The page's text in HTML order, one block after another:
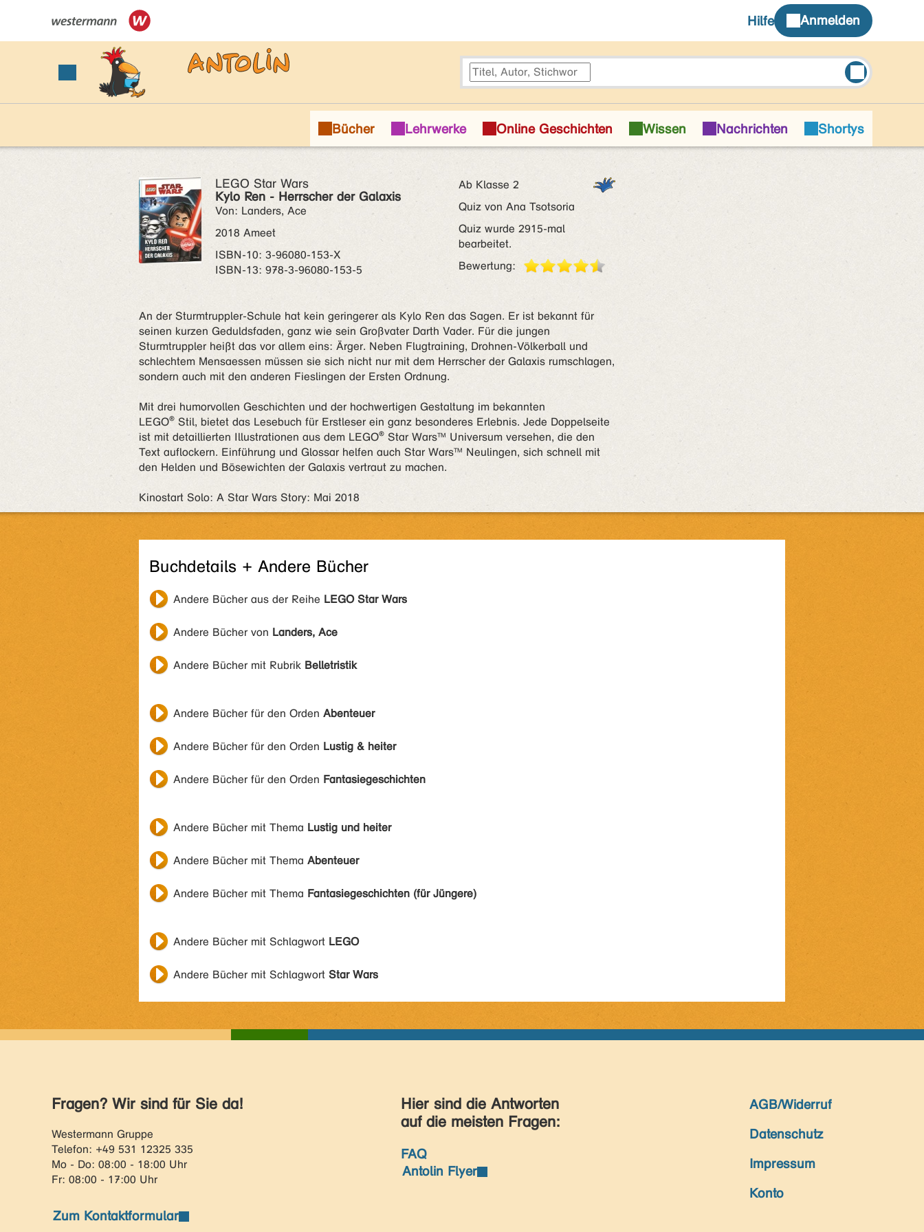
LEGO Star Wars
Kylo Ren - Herrscher der Galaxis
Von: Landers, Ace
2018 Ameet
ISBN‑10: 3-96080-153-X
ISBN‑13: 978-3-96080-153-5
Ab Klasse 2
Quiz von Ana Tsotsoria
Quiz wurde 2915-mal
bearbeitet.
Bewertung:
An der Sturmtruppler-Schule hat kein geringerer als Kylo Ren das Sagen. Er ist bekannt für
seinen kurzen Geduldsfaden, ganz wie sein Großvater Darth Vader. Für die jungen
Sturmtruppler heißt das vor allem eins: Ärger. Neben Flugtraining, Drohnen-Völkerball und
schlechtem Mensaessen müssen sie sich nicht nur mit dem Herrscher der Galaxis rumschlagen,
sondern auch mit den anderen Fieslingen der Ersten Ordnung.
Mit drei humorvollen Geschichten und der hochwertigen Gestaltung im bekannten
LEGO® Stil, bietet das Lesebuch für Erstleser ein ganz besonderes Erlebnis. Jede Doppelseite
ist mit detaillierten Illustrationen aus dem LEGO® Star Wars™ Universum versehen, die den
Text auflockern. Einführung und Glossar helfen auch Star Wars™ Neulingen, sich schnell mit
den Helden und Bösewichten der Galaxis vertraut zu machen.
Kinostart Solo: A Star Wars Story: Mai 2018
Buchdetails + Andere Bücher
Andere Bücher aus der Reihe LEGO Star Wars
Andere Bücher von Landers, Ace
Andere Bücher mit Rubrik Belletristik
Andere Bücher für den Orden Abenteuer
Andere Bücher für den Orden Lustig & heiter
Andere Bücher für den Orden Fantasiegeschichten
Andere Bücher mit Thema Lustig und heiter
Andere Bücher mit Thema Abenteuer
Andere Bücher mit Thema Fantasiegeschichten (für Jüngere)
Andere Bücher mit Schlagwort LEGO
Andere Bücher mit Schlagwort Star Wars